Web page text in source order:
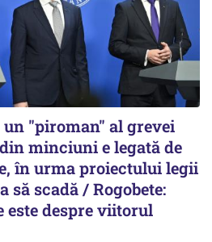
un "piroman" al grevei
minciuni e legată de
în urma proiectului legii
scadă / Rogobete:
este despre viitorul